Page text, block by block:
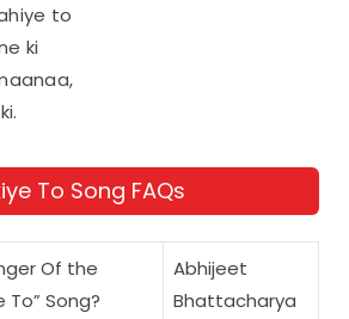
to
ki
To Song FAQs
Of the
To” Song?
Abhijeet
Bhattacharya